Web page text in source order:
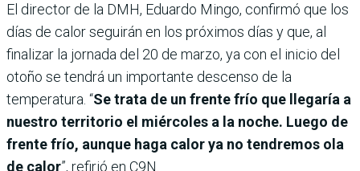
El director de la DMH, Eduardo Mingo, confirmó que los
días de calor seguirán en los próximos días y que, al
finalizar la jornada del 20 de marzo, ya con el inicio del
otoño se tendrá un importante descenso de la
temperatura. “Se trata de un frente frío que llegaría a
nuestro territorio el miércoles a la noche. Luego de
frente frío, aunque haga calor ya no tendremos ola
de calor”, refirió en C9N.